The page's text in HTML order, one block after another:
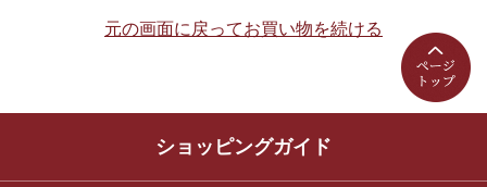
元の画面に戻ってお買い物を続ける
ショッピングガイド